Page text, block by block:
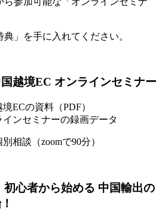
典」を手に入れてください。
国越境EC オンラインセミナー
ECの資料（PDF）
ンセミナーの録画データ
相談（zoomで90分）
初心者から始める 中国輸出の